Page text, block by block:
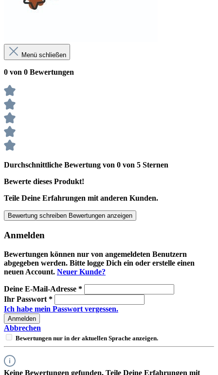
Menü schließen
0 von 0 Bewertungen
Durchschnittliche Bewertung von 0 von 5 Sternen
Bewerte dieses Produkt!
Teile Deine Erfahrungen mit anderen Kunden.
Bewertung schreiben Bewertungen anzeigen
Anmelden
Bewertungen können nur von angemeldeten Benutzern
abgegeben werden. Bitte logge Dich ein oder erstelle einen
neuen Account. Neuer Kunde?
Deine E-Mail-Adresse *
Ihr Passwort *
Ich habe mein Passwort vergessen.
Anmelden
Abbrechen
Bewertungen nur in der aktuellen Sprache anzeigen.
Keine Bewertungen gefunden. Teile Deine Erfahrungen mit